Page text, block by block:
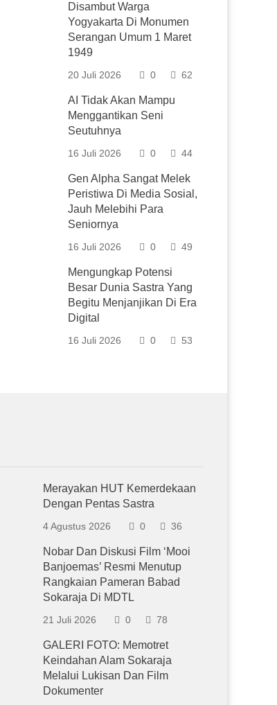
Disambut Warga
Yogyakarta Di Monumen
Serangan Umum 1 Maret
1949
20 Juli 2026 0 62
AI Tidak Akan Mampu
Menggantikan Seni
Seutuhnya
16 Juli 2026 0 44
Gen Alpha Sangat Melek
Peristiwa Di Media Sosial,
Jauh Melebihi Para
Seniornya
16 Juli 2026 0 49
Mengungkap Potensi
Besar Dunia Sastra Yang
Begitu Menjanjikan Di Era
Digital
16 Juli 2026 0 53
Merayakan HUT Kemerdekaan
Dengan Pentas Sastra
4 Agustus 2026 0 36
Nobar Dan Diskusi Film ‘Mooi
Banjoemas’ Resmi Menutup
Rangkaian Pameran Babad
Sokaraja Di MDTL
21 Juli 2026 0 78
GALERI FOTO: Memotret
Keindahan Alam Sokaraja
Melalui Lukisan Dan Film
Dokumenter